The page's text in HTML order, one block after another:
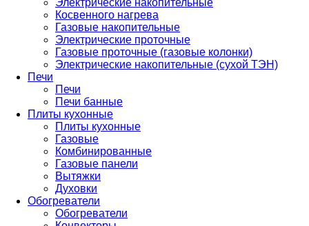
Электрические накопительные
Косвенного нагрева
Газовые накопительные
Электрические проточные
Газовые проточные (газовые колонки)
Электрические накопительные (сухой ТЭН)
Печи
Печи
Печи банные
Плиты кухонные
Плиты кухонные
Газовые
Комбинированные
Газовые панели
Вытяжки
Духовки
Обогреватели
Обогреватели